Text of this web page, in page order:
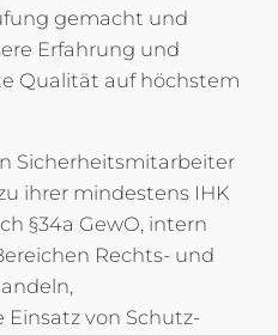
gemacht und
Erfahrung und
Qualität auf höchstem
Sicherheitsmitarbeiter
ihrer mindestens IHK
§34a GewO, intern
Rechts- und
Einsatz von Schutz-